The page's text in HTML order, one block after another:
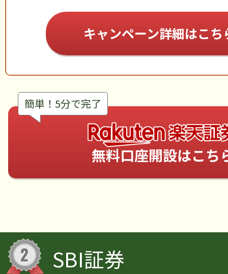
キャンペーン詳細はこち
無料口座開設はこち
簡単！5分で完了
SBI証券